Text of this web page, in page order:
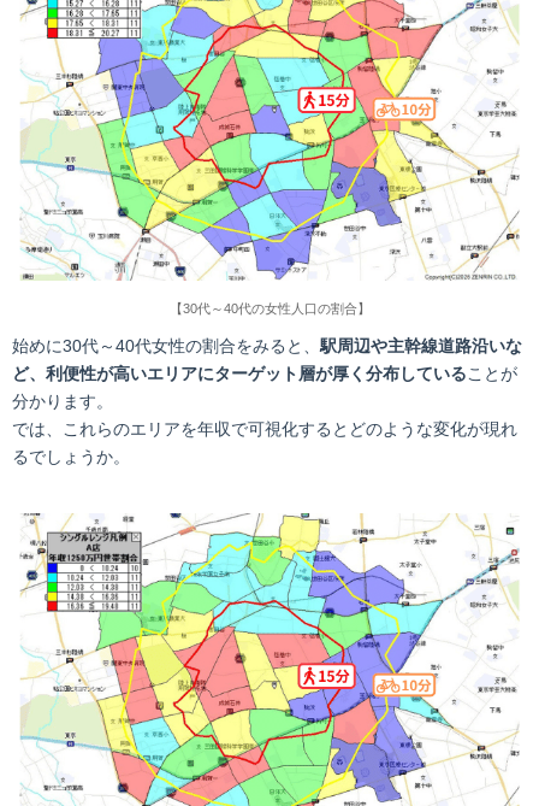
【30代～40代の女性人口の割合】
始めに30代～40代女性の割合をみると、 駅周辺や主幹線道路沿いな
ど、利便性が高いエリアにターゲット層が厚く分布していることが
分かります。
では、これらのエリアを年収で可視化するとどのような変化が現れ
るでしょうか。